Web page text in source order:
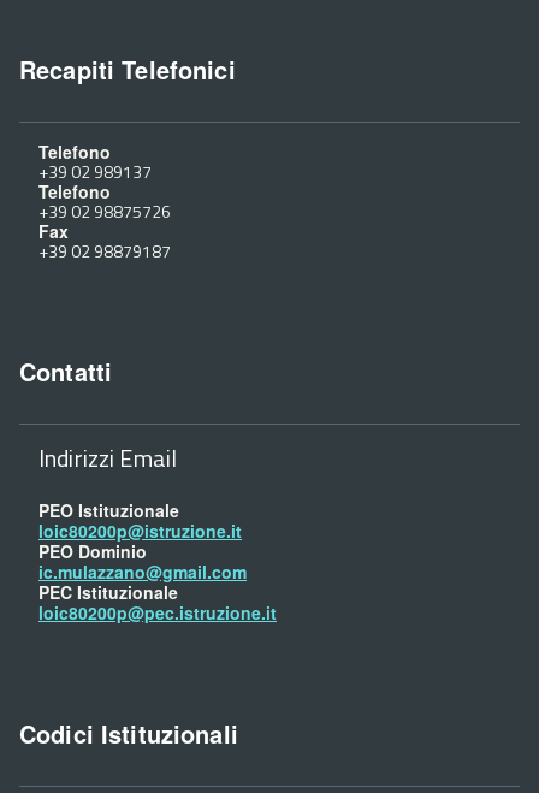
Recapiti Telefonici
Telefono
+39 02 989137
Telefono
+39 02 98875726
Fax
+39 02 98879187
Contatti
Indirizzi Email
PEO Istituzionale
loic80200p@istruzione.it
PEO Dominio
ic.mulazzano@gmail.com
PEC Istituzionale
loic80200p@pec.istruzione.it
Codici Istituzionali